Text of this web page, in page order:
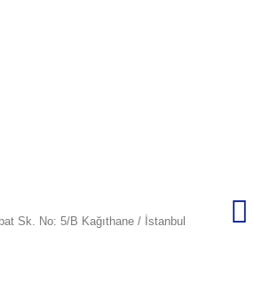
Sk. No: 5/B Kağıthane / İstanbul